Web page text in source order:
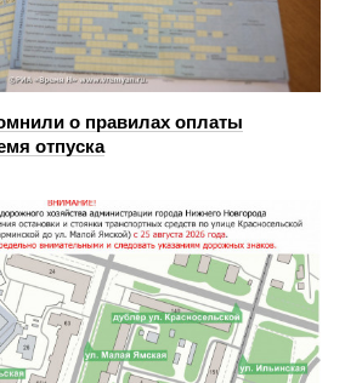
о правилах оплаты
отпуска